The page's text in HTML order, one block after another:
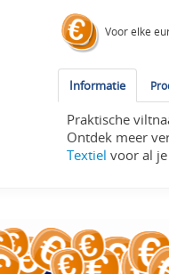
Voor elke
Informatie
Praktische
Ontdek meer
Textiel voor al